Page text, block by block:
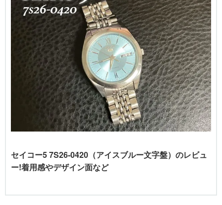
セイコー5 7S26-0420（アイスブルー文字盤）のレビュ
ー!着用感やデザイン面など